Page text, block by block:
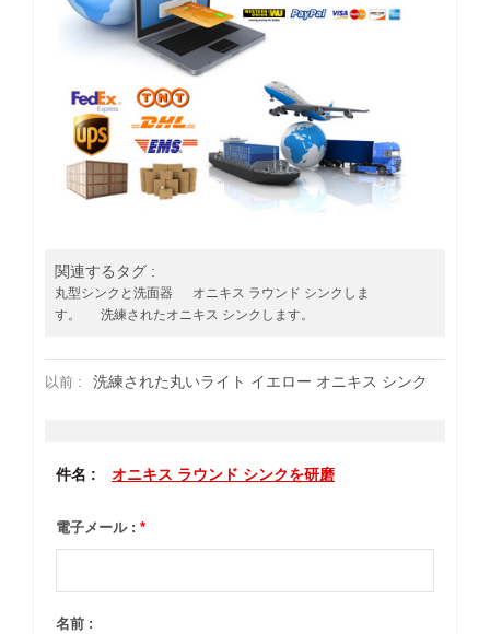
関連するタグ :
丸型シンクと洗面器
オニキス ラウンド シンクしま
す。
洗練されたオニキス シンクします。
以前 : 洗練された丸いライト イエロー オニキス シンク
件名 : オニキス ラウンド シンクを研磨
電子メール : *
名前 :